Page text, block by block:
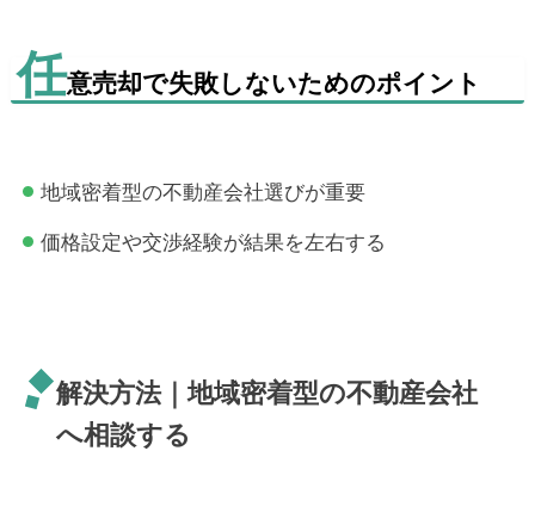
任意売却で失敗しないためのポイント
地域密着型の不動産会社選びが重要
価格設定や交渉経験が結果を左右する
解決方法｜地域密着型の不動産会社
へ相談する